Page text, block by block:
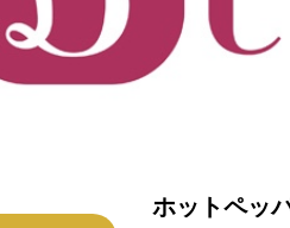
ホットペッ